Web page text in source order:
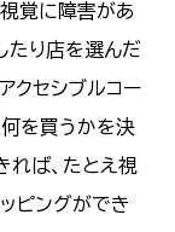
視覚に障害があ
たり店を選んだ
クセシブルコー
何を買うかを決
れば、たとえ視
ピングができ